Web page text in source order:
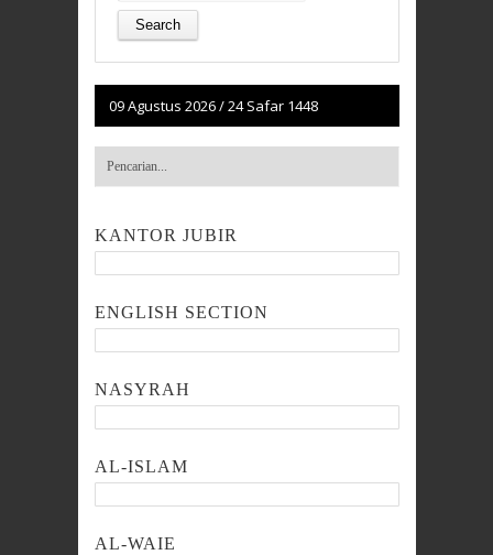
for:
09 Agustus 2026/24 Safar 1448
KANTOR JUBIR
ENGLISH SECTION
NASYRAH
AL-ISLAM
AL-WAIE